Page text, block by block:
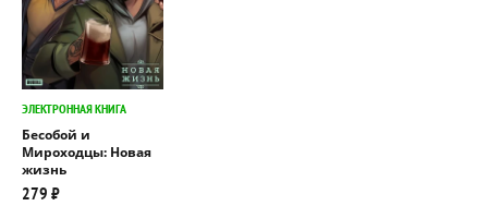
ЭЛЕКТРОННАЯ КНИГА
Бесобой и
Мироходцы: Новая
жизнь
279 ₽